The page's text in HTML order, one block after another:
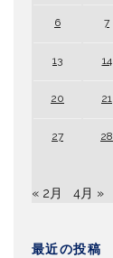
6 7
13 14
20 21
27 28
« 2月 4月 »
最近の投稿